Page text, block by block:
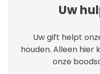
Uw
Uw gift helpt
houden. Alleen hier
onze